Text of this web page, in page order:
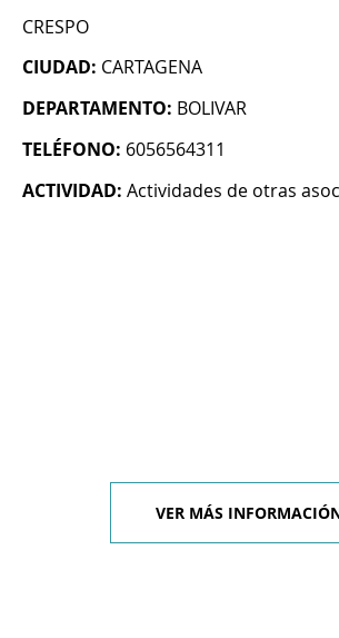
CRESPO
CIUDAD: CARTAGENA
DEPARTAMENTO: BOLIVAR
TELÉFONO: 6056564311
ACTIVIDAD: Actividades de otras
VER MÁS